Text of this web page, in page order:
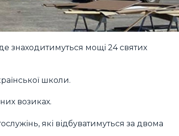
знаходитимуться мощі 24 святих
школи.
возиках.
які відбуватимуться за двома